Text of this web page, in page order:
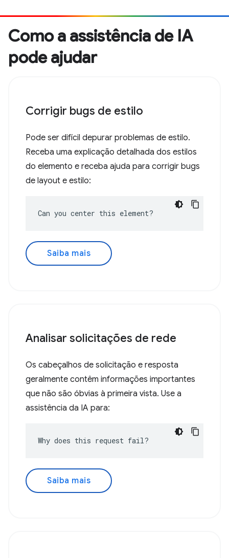
Como a assistência de IA
pode ajudar
Corrigir bugs de estilo
Pode ser difícil depurar problemas de estilo.
Receba uma explicação detalhada dos estilos
do elemento e receba ajuda para corrigir bugs
de layout e estilo:
Can you center this element?
Saiba mais
Analisar solicitações de rede
Os cabeçalhos de solicitação e resposta
geralmente contêm informações importantes
que não são óbvias à primeira vista. Use a
assistência da IA para:
Why does this request fail?
Saiba mais